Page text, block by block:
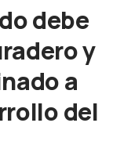
debe
y
a
del